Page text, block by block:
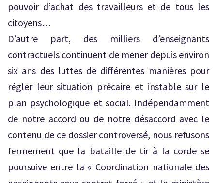
pouvoir d’achat des travailleurs et de tous les
citoyens…
D’autre part, des milliers d’enseignants
contractuels continuent de mener depuis environ
six ans des luttes de différentes manières pour
régler leur situation précaire et instable sur le
plan psychologique et social. Indépendamment
de notre accord ou de notre désaccord avec le
contenu de ce dossier controversé, nous refusons
fermement que la bataille de tir à la corde se
poursuive entre la « Coordination nationale des